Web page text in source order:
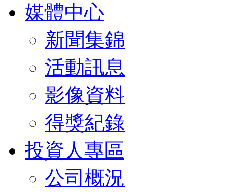
媒體中心
新聞集錦
活動訊息
影像資料
得獎紀錄
投資人專區
公司概況